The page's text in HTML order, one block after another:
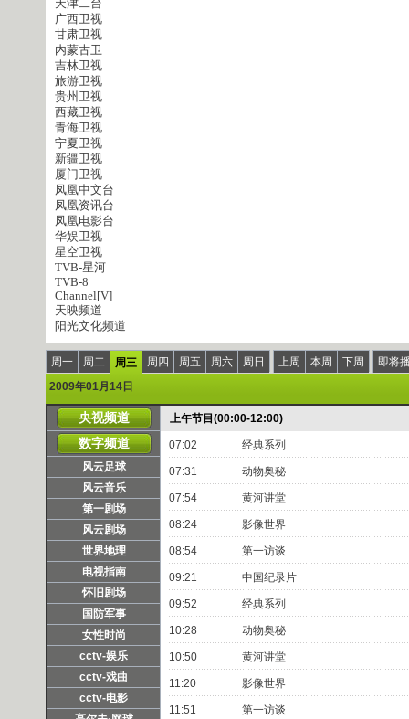
天津二台
广西卫视
甘肃卫视
内蒙古卫
吉林卫视
旅游卫视
贵州卫视
西藏卫视
青海卫视
宁夏卫视
新疆卫视
厦门卫视
凤凰中文台
凤凰资讯台
凤凰电影台
华娱卫视
星空卫视
TVB-星河
TVB-8
Channel[V]
天映频道
阳光文化频道
周一 周二 周三 周四 周五 周六 周日 上周 本周 下周
即将
2009年01月14日
央视频道
数字频道
风云足球
风云音乐
第一剧场
风云剧场
世界地理
电视指南
怀旧剧场
国防军事
女性时尚
cctv-娱乐
cctv-戏曲
cctv-电影
上午节目(00:00-12:00)
07:02 经典系列
07:31 动物奥秘
07:54 黄河讲堂
08:24 影像世界
08:54 第一访谈
09:21 中国纪录片
09:52 经典系列
10:28 动物奥秘
10:50 黄河讲堂
11:20 影像世界
11:51 第一访谈